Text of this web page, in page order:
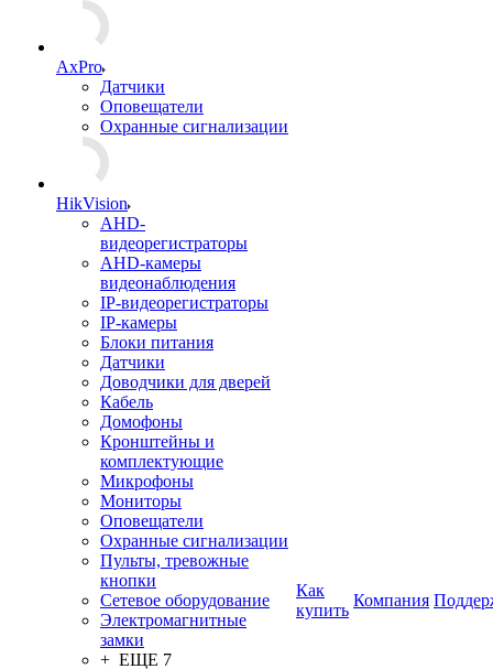
AxPro
Датчики
Оповещатели
Охранные сигнализации
HikVision
AHD-
видеорегистраторы
AHD-камеры
видеонаблюдения
IP-видеорегистраторы
IP-камеры
Блоки питания
Датчики
Доводчики для дверей
Кабель
Домофоны
Кронштейны и
комплектующие
Микрофоны
Мониторы
Оповещатели
Охранные сигнализации
Пульты, тревожные
кнопки
Сетевое оборудование
Электромагнитные
замки
+ ЕЩЕ 7
Как
купить
Компания